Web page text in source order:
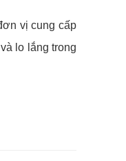
vị cung cấp
lo lắng trong